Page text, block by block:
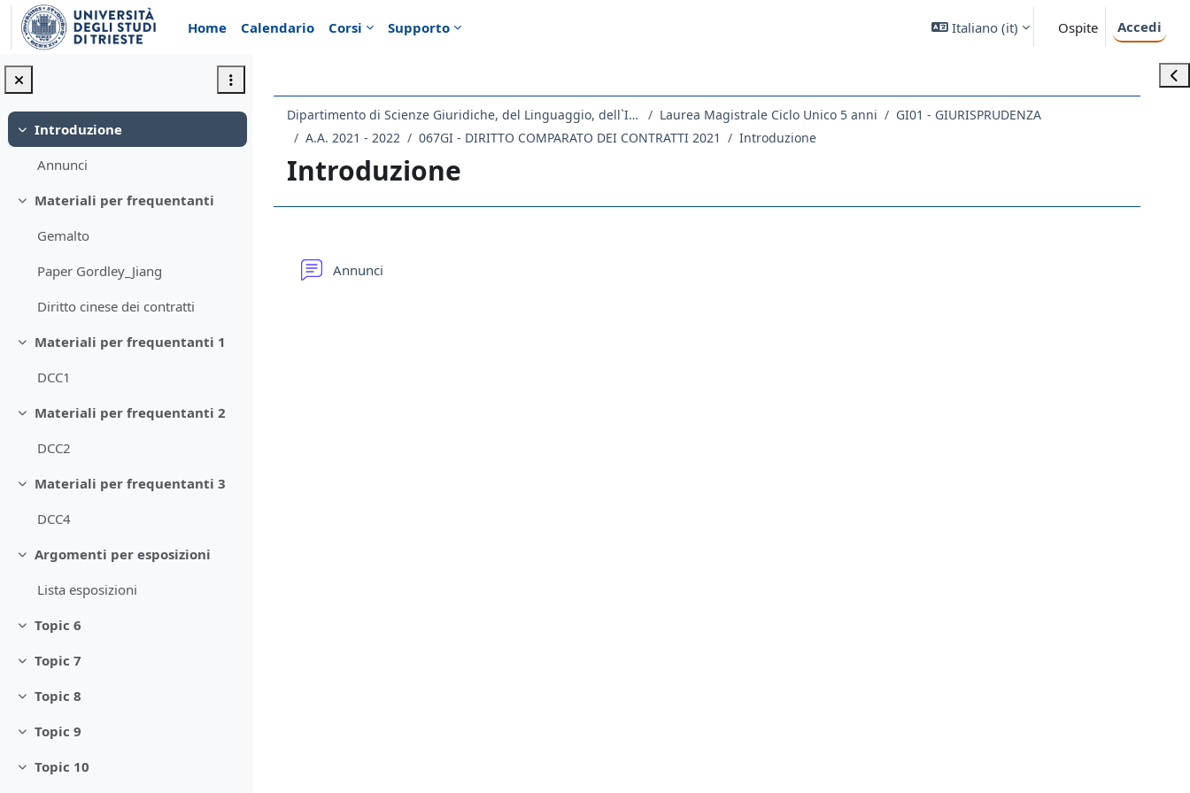
Vai al contenuto principale
Home
Calendario Corsi Supporto Italiano ‎(it)‎ Ospite Accedi
Minimizza
Introduzione
Annunci
Minimizza
Materiali per frequentanti
Gemalto
Paper Gordley_Jiang
Diritto cinese dei contratti
Minimizza
Materiali per frequentanti 1
DCC1
Minimizza
Materiali per frequentanti 2
DCC2
Minimizza
Materiali per frequentanti 3
DCC4
Minimizza
Argomenti per esposizioni
Lista esposizioni
Minimizza
Topic 6
Minimizza
Topic 7
Minimizza
Topic 8
Minimizza
Topic 9
Minimizza
Topic 10
Dipartimento di Scienze Giuridiche, del Linguaggio, dell`Interpretazione e della Traduzione Laurea Magistrale Ciclo Unico 5 anni
GI01 - GIURISPRUDENZA
A.A. 2021 - 2022
067GI - DIRITTO COMPARATO DEI CONTRATTI 2021 Introduzione
Introduzione
Annunci